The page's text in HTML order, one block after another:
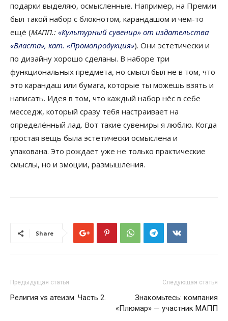
подарки выделяю, осмысленные. Например, на Премии
был такой набор с блокнотом, карандашом и чем-то
ещё (МАПП.: «Культурный сувенир» от издательства
«Власта», кат. «Промопродукция»). Они эстетически и
по дизайну хорошо сделаны. В наборе три
функциональных предмета, но смысл был не в том, что
это карандаш или бумага, которые ты можешь взять и
написать. Идея в том, что каждый набор нёс в себе
месседж, который сразу тебя настраивает на
определённый лад. Вот такие сувениры я люблю. Когда
простая вещь была эстетически осмыслена и
упакована. Это рождает уже не только практические
смыслы, но и эмоции, размышления.
Share
Предыдущая статья
Религия vs атеизм. Часть 2.
Следующая статья
Знакомьтесь: компания
«Плюмар» — участник МАПП